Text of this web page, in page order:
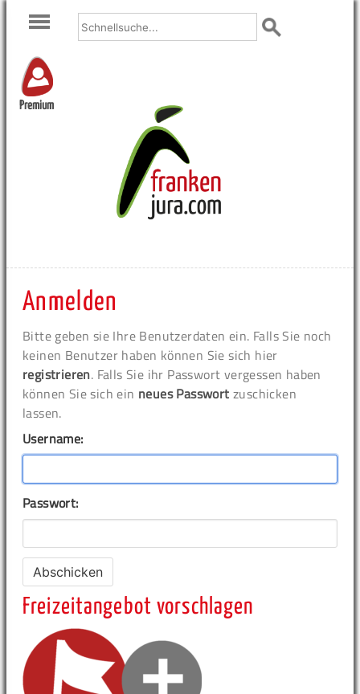
Premium
Anmelden
Bitte geben sie Ihre Benutzerdaten ein. Falls Sie noch
keinen Benutzer haben können Sie sich hier
registrieren. Falls Sie ihr Passwort vergessen haben
können Sie sich ein neues Passwort zuschicken
lassen.
Username:
Passwort:
Freizeitangebot vorschlagen